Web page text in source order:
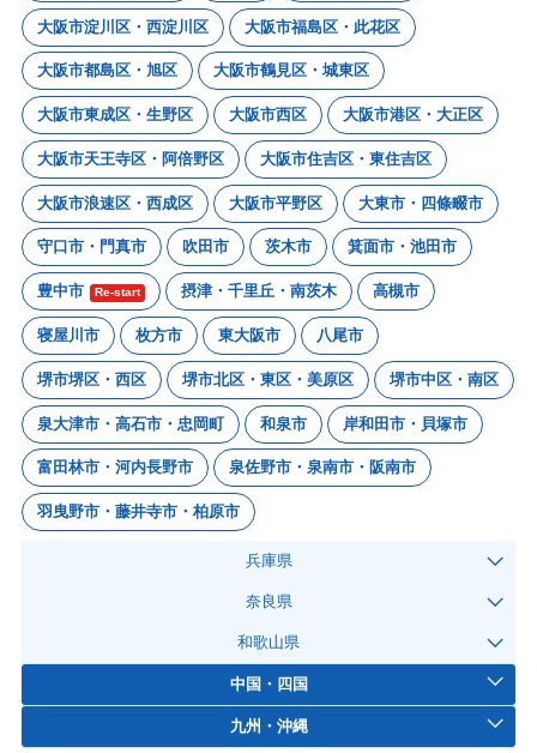
大阪市淀川区・西淀川区 大阪市福島区・此花区
大阪市都島区・旭区 大阪市鶴見区・城東区
大阪市東成区・生野区 大阪市西区 大阪市港区・大正区
大阪市天王寺区・阿倍野区 大阪市住吉区・東住吉区
大阪市浪速区・西成区 大阪市平野区 大東市・四條畷市
守口市・門真市 吹田市 茨木市 箕面市・池田市
豊中市 Re-start 摂津・千里丘・南茨木 高槻市
寝屋川市 枚方市 東大阪市 八尾市
堺市堺区・西区 堺市北区・東区・美原区 堺市中区・南区
泉大津市・高石市・忠岡町 和泉市 岸和田市・貝塚市
富田林市・河内長野市 泉佐野市・泉南市・阪南市
羽曳野市・藤井寺市・柏原市
兵庫県
奈良県
和歌山県
中国・四国
九州・沖縄